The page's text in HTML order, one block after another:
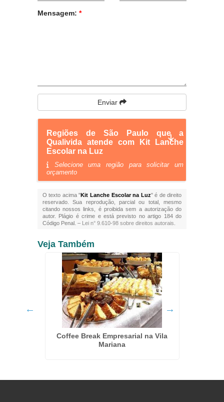
Mensagem: *
Enviar
Regiões de São Paulo que a
Qualivida atende com Kit Lanche
Escolar na Luz
Selecione uma região para solicitar um
orçamento
O texto acima "Kit Lanche Escolar na Luz" é de direito
reservado. Sua reprodução, parcial ou total, mesmo
citando nossos links, é proibida sem a autorização do
autor. Plágio é crime e está previsto no artigo 184 do
Código Penal. – Lei n° 9.610-98 sobre direitos autorais
Veja Também
Coffee Break Empresarial na Vila
Mariana